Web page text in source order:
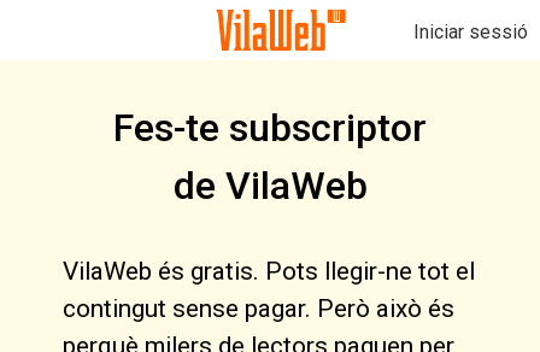
Iniciar sessió
Fes-te subscriptor
de VilaWeb
VilaWeb és gratis. Pots llegir-ne tot el
contingut sense pagar. Però això és
perquè milers de lectors paguen per